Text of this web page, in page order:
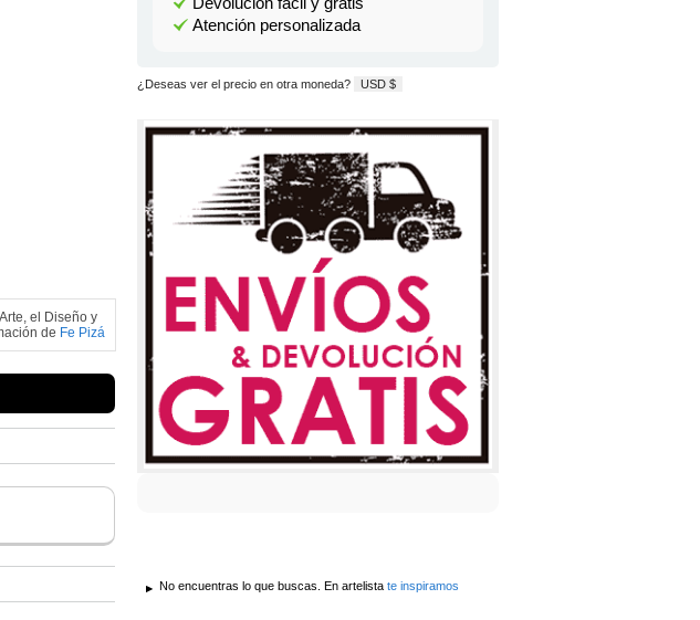
el Diseño y
de Fe Pizá
Atención personalizada
¿Deseas ver el precio en otra moneda? USD $
No encuentras lo que buscas. En artelista te inspiramos